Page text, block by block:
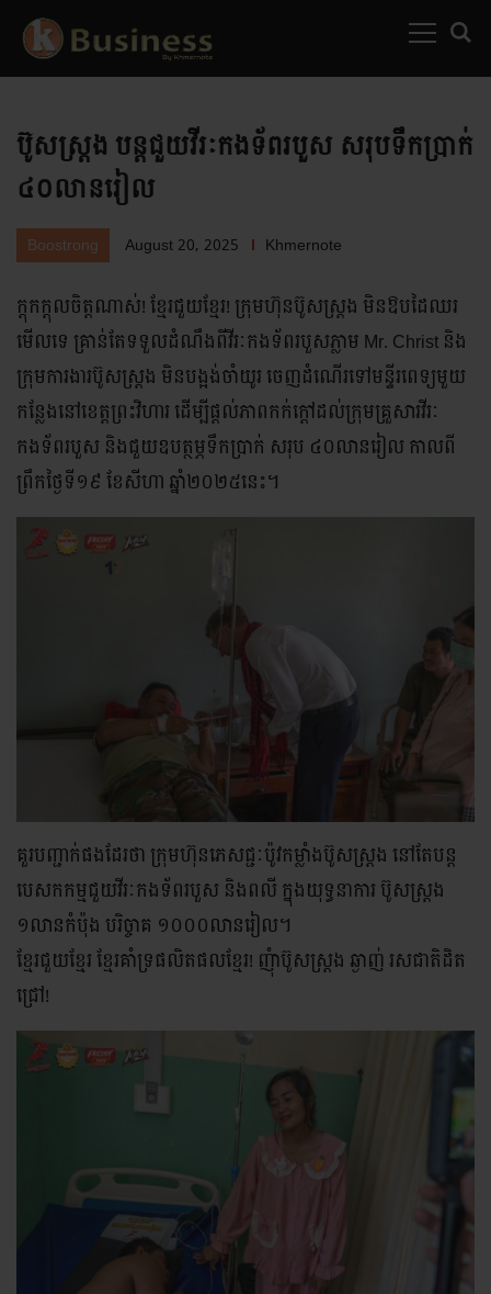
ប៊ូសស្រ្តង បន្តជួយវីរៈកងទ័ពរបួស សរុបទឹកប្រាក់
៤០លានរៀល
Boostrong August 20, 2025 Khmernote
ក្ដុកក្ដុលចិត្តណាស់! ខ្មែរជួយខ្មែរ! ក្រុមហ៊ុនប៊ូសស្រ្តង មិនឱបដៃឈរ
មើលទេ គ្រាន់តែទទួលដំណឹងពីវីរៈកងទ័ពរបួសភ្លាម Mr. Christ និង
ក្រុមការងារប៊ូសស្រ្តង មិនបង្អង់ចាំយូរ ចេញដំណើរទៅមន្ទីរពេទ្យមួយ
កន្លែងនៅខេត្តព្រះវិហារ ដើម្បីផ្ដល់ភាពកក់ក្ដៅដល់ក្រុមគ្រួសារវីរៈ
កងទ័ពរបួស និងជួយឧបត្ថម្ភទឹកប្រាក់ សរុប ៤០លានរៀល កាលពី
ព្រឹកថ្ងៃទី១៩ ខែសីហា ឆ្នាំ២០២៥នេះ។
គួរបញ្ជាក់ផងដែរថា ក្រុមហ៊ុនភេសជ្ជៈប៉ូវកម្លាំងប៊ូសស្រ្តង នៅតែបន្ត
បេសកកម្មជួយវីរៈកងទ័ពរបួស និងពលី ក្នុងយុទ្ធនាការ ប៊ូសស្រ្តង
១លានកំប៉ុង បរិច្ចាគ ១០០០លានរៀល។
ខ្មែរជួយខ្មែរ ខ្មែរគាំទ្រផលិតផលខ្មែរ! ញុំាប៊ូសស្រ្តង ឆ្ងាញ់ រសជាតិដិត
ជ្រៅ!